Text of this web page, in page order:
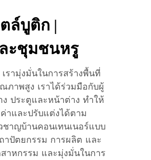
ล์บูติก |
ะชุมชนหรู
ามุ่งมั่นในการสร้างพื้นที่
าพสูง เราได้ร่วมมือกับผู้
ประตูและหน้าต่าง ทำให้
าและปรับแต่งได้ตาม
ชาญบ้านคอนเทนเนอร์แบบ
าปัตยกรรม การผลิต และ
าหกรรม และมุ่งมั่นในการ